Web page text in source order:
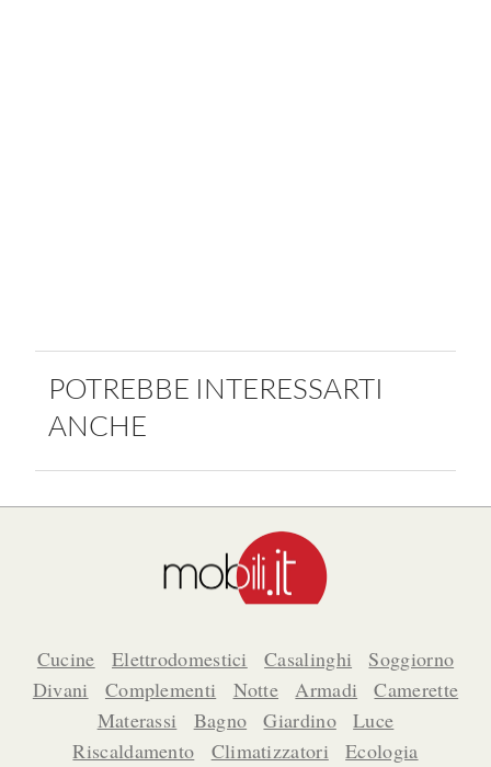
POTREBBE INTERESSARTI
ANCHE
Cucine Elettrodomestici Casalinghi
Soggiorno
Divani
Complementi Notte Armadi
Camerette
Materassi
Bagno Giardino
Luce
Riscaldamento
Climatizzatori Ecologia